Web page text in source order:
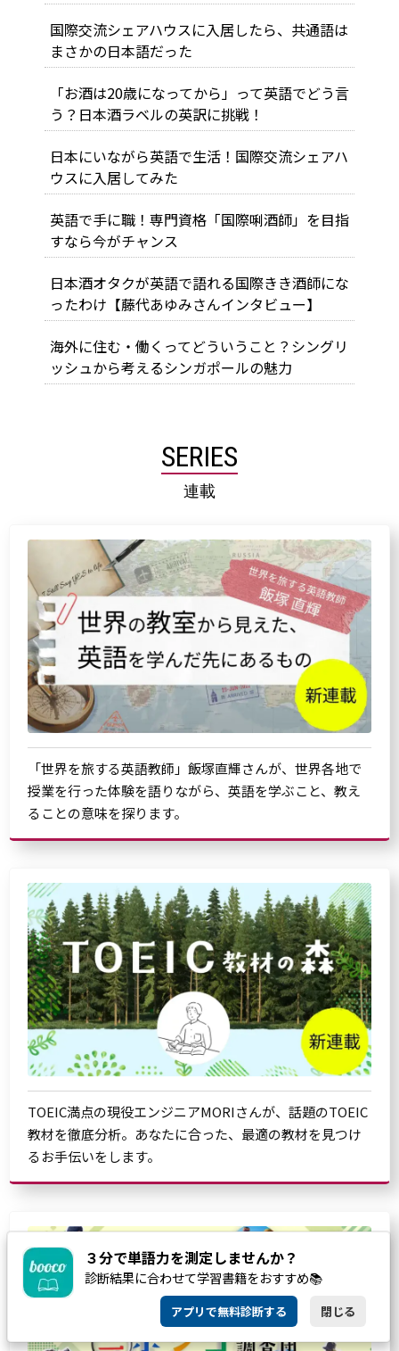
国際交流シェアハウスに入居したら、共通語は
まさかの日本語だった
「お酒は20歳になってから」って英語でどう言
う？日本酒ラベルの英訳に挑戦！
日本にいながら英語で生活！国際交流シェアハ
ウスに入居してみた
英語で手に職！専門資格「国際唎酒師」を目指
すなら今がチャンス
日本酒オタクが英語で語れる国際きき酒師にな
ったわけ【藤代あゆみさんインタビュー】
海外に住む・働くってどういうこと？シングリ
ッシュから考えるシンガポールの魅力
SERIES
連載
「世界を旅する英語教師」飯塚直輝さんが、世界各地で
授業を行った体験を語りながら、英語を学ぶこと、教え
ることの意味を探ります。
TOEIC満点の現役エンジニアMORIさんが、話題のTOEIC
教材を徹底分析。あなたに合った、最適の教材を見つけ
るお手伝いをします。
３分で単語力を測定しませんか？
診断結果に合わせて学習書籍をおすすめ📚
アプリで無料診断する 閉じる